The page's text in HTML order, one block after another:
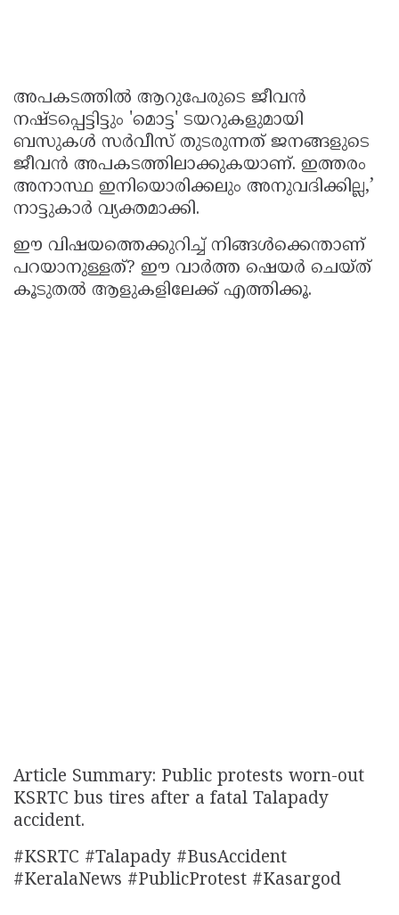
അപകടത്തിൽ ആറുപേരുടെ ജീവൻ
നഷ്ടപ്പെട്ടിട്ടും 'മൊട്ട' ടയറുകളുമായി
ബസുകൾ സർവീസ് തുടരുന്നത് ജനങ്ങളുടെ
ജീവൻ അപകടത്തിലാക്കുകയാണ്. ഇത്തരം
അനാസ്ഥ ഇനിയൊരിക്കലും അനുവദിക്കില്ല,’
നാട്ടുകാർ വ്യക്തമാക്കി.
ഈ വിഷയത്തെക്കുറിച്ച് നിങ്ങൾക്കെന്താണ്
പറയാനുള്ളത്? ഈ വാർത്ത ഷെയർ ചെയ്ത്
കൂടുതൽ ആളുകളിലേക്ക് എത്തിക്കൂ.
Article Summary: Public protests worn-out
KSRTC bus tires after a fatal Talapady
accident.
#KSRTC #Talapady #BusAccident
#KeralaNews #PublicProtest #Kasargod